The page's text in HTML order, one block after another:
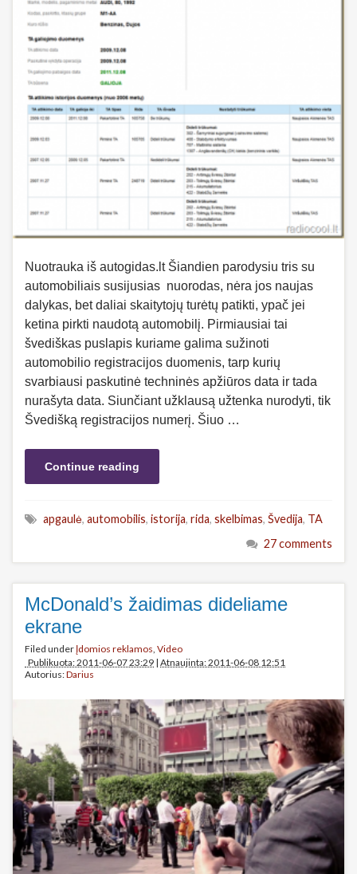
Nuotrauka iš autogidas.lt Šiandien parodysiu tris su
automobiliais susijusias nuorodas, nėra jos naujas
dalykas, bet daliai skaitytojų turėtų patikti, ypač jei
ketina pirkti naudotą automobilį. Pirmiausiai tai
švediškas puslapis kuriame galima sužinoti
automobilio registracijos duomenis, tarp kurių
svarbiausi paskutinė techninės apžiūros data ir tada
nurašyta data. Siunčiant užklausą užtenka nurodyti, tik
Švedišką registracijos numerį. Šiuo …
Continue reading
apgaulė, automobilis, istorija, rida, skelbimas, Švedija, TA
27 comments
McDonald’s žaidimas dideliame
ekrane
Filed under Įdomios reklamos, Video
Publikuota: 2011-06-07 23:29 | Atnaujinta: 2011-06-08 12:51
Autorius:Darius